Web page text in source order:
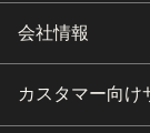
会社情報
カスタマー向け